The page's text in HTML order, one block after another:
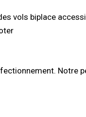
vols biplace
Notre